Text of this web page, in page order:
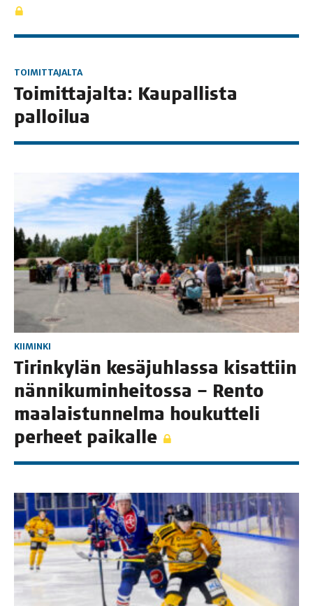
TOIMITTAJALTA
Toi­mit­ta­jal­ta: Kau­pal­lis­ta
palloilua
KIIMINKI
Tirin­ky­län kesä­juh­las­sa kisat­tiin
nän­ni­ku­min­hei­tos­sa – Ren­to
maa­lais­tun­nel­ma hou­kut­te­li
per­heet paikalle